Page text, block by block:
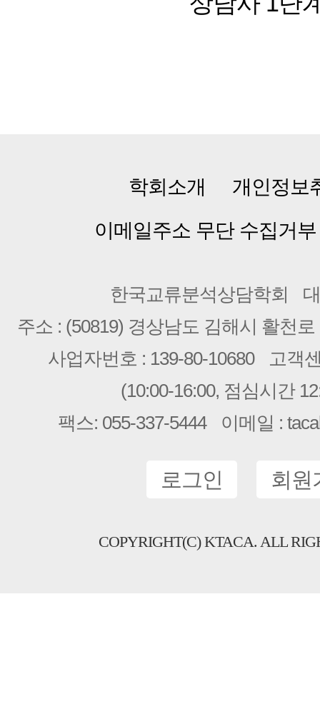
학회소개
개인정보
이메일주소 무단 수집거부
한국교류분석상담학회
주소 : (50819) 경상남도 김해시 활천
사업자번호 : 139-80-10680
고객
(10:00-16:00, 점심시간
팩스: 055-337-5444
이메일 :
로그인 회원
COPYRIGHT(C) KTACA. ALL